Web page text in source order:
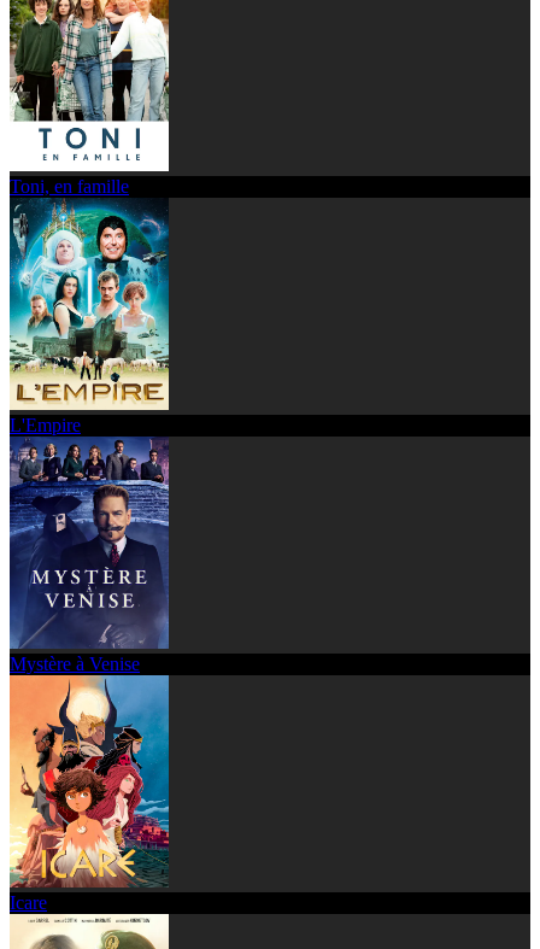
Toni, en famille
L'Empire
Mystère à Venise
Icare